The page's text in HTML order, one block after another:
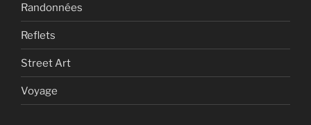
Randonnées
Reflets
Street Art
Voyage